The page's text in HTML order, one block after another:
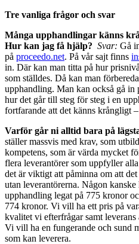
Tre vanliga frågor och svar
Många upphandlingar känns
Hur kan jag få hjälp? Svar: Gå
på proceedo.net. På vår sajt finns
in. Där kan man titta på hur
som ställdes. Då kan man
upphandling. Man kan också gå in
hur det går till steg för steg i en
fortfarande att det känns krångligt
Varför går ni alltid bara på
ställer massvis med krav, som
kompetens, som är värda mycket
flera leverantörer som uppfyller
det är viktigt att påminna om att
utan leverantörerna. Någon
upphandling legat på 775 kronor
774 kronor. Vi vill ha ett pris på
kvalitet vi efterfrågar samt
Vi vill ha en fungerande och sund
som kan leverera.